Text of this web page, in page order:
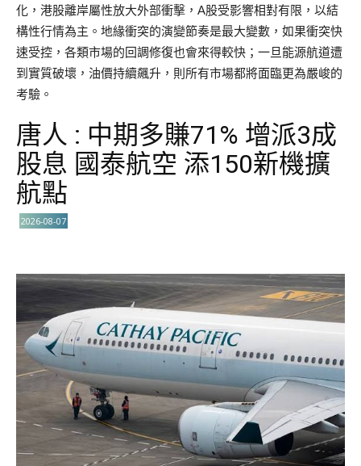
化，港股離岸屬性放大外部衝擊，A股受影響相對有限，以結
構性行情為主。地緣衝突的演變節奏是最大變數，如果衝突快
速受控，各類市場的回調修復也會來得較快；一旦能源航道遭
到實質破壞，油價持續飆升，則所有市場都將面臨更為嚴峻的
考驗。
唐人 : 中期多賺71% 增派3成
股息 國泰航空 添150新機擴
航點
2026-08-07